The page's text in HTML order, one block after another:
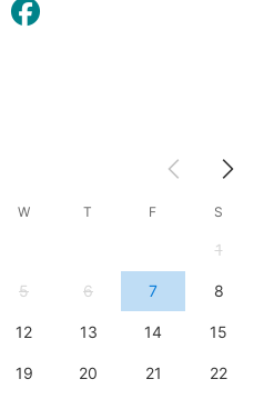
W T F S
1
5 6 7 8
12 13 14 15
19 20 21 22